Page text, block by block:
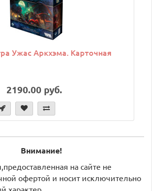
Ужас Аркхэма. Карточная
2190.00 руб.
Внимание!
на сайте не
офертой и носит исключительно